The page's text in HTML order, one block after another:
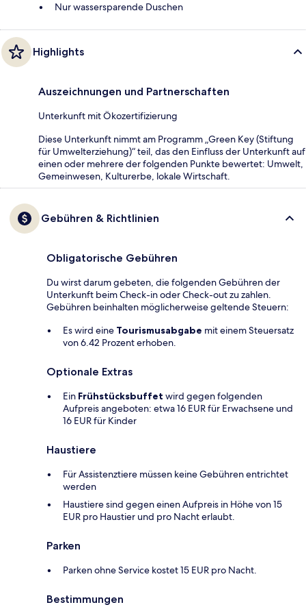
Nur wassersparende Duschen
Highlights
Auszeichnungen und Partnerschaften
Unterkunft mit Ökozertifizierung
Diese Unterkunft nimmt am Programm „Green Key (Stiftung
für Umwelterziehung)“ teil, das den Einfluss der Unterkunft auf
einen oder mehrere der folgenden Punkte bewertet: Umwelt,
Gemeinwesen, Kulturerbe, lokale Wirtschaft.
Gebühren & Richtlinien
Obligatorische Gebühren
Du wirst darum gebeten, die folgenden Gebühren der
Unterkunft beim Check-in oder Check-out zu zahlen.
Gebühren beinhalten möglicherweise geltende Steuern:
Es wird eine Tourismusabgabe mit einem Steuersatz
von 6.42 Prozent erhoben.
Optionale Extras
Ein Frühstücksbuffet wird gegen folgenden
Aufpreis angeboten: etwa 16 EUR für Erwachsene und
16 EUR für Kinder
Haustiere
Für Assistenztiere müssen keine Gebühren entrichtet
werden
Haustiere sind gegen einen Aufpreis in Höhe von 15
EUR pro Haustier und pro Nacht erlaubt.
Parken
Parken ohne Service kostet 15 EUR pro Nacht.
Bestimmungen